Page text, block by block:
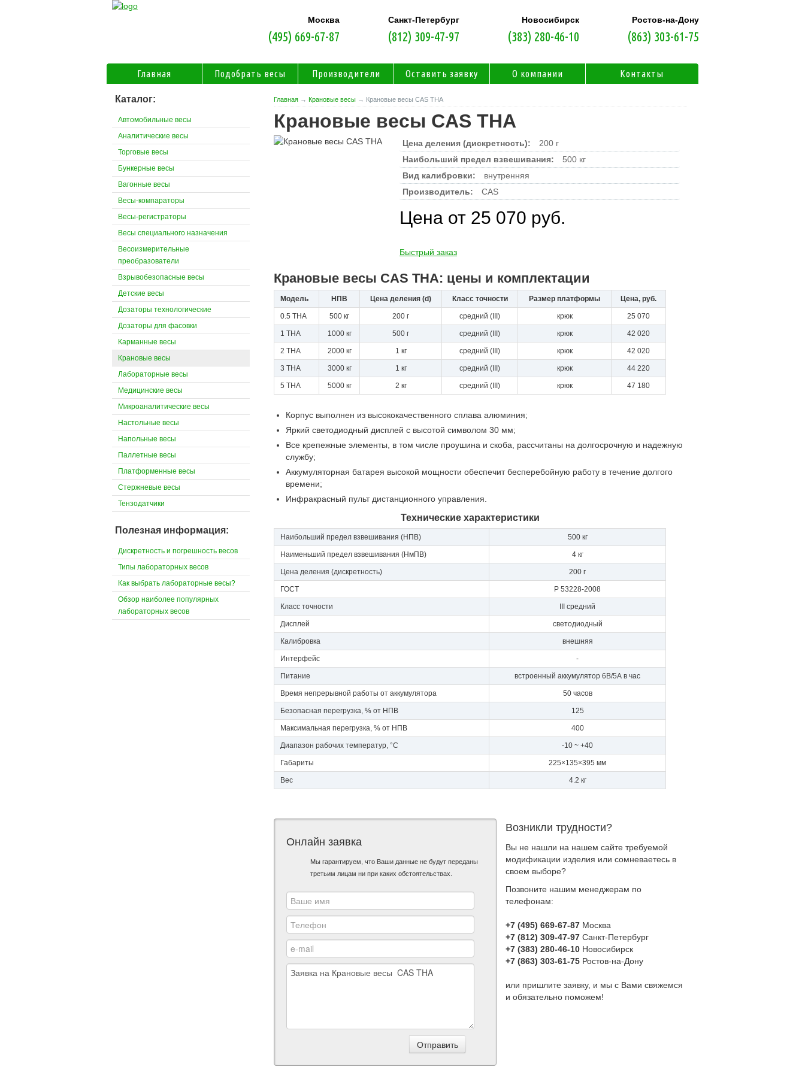
Главная → Крановые весы → Крановые весы CAS THA
Крановые весы CAS THA
Цена деления (дискретность):
200 г
Наибольший предел взвешивания:
500 кг
Вид калибровки:
внутренняя
Производитель:
CAS
Цена от 25 070 руб.
Быстрый заказ
Крановые весы CAS THA: цены и комплектации
Модель НПВ Цена деления (d) Класс точности Размер платформы Цена, руб.
0.5 THA 500 кг 200 г средний (III) крюк 25 070
1 THA 1000 кг 500 г средний (III) крюк 42 020
2 THA 2000 кг 1 кг средний (III) крюк 42 020
3 THA 3000 кг 1 кг средний (III) крюк 44 220
5 THA 5000 кг 2 кг средний (III) крюк 47 180
Корпус выполнен из высококачественного сплава алюминия;
Яркий светодиодный дисплей с высотой символом 30 мм;
Все крепежные элементы, в том числе проушина и скоба, рассчитаны на долгосрочную и надежную
службу;
Аккумуляторная батарея высокой мощности обеспечит бесперебойную работу в течение долгого
времени;
Инфракрасный пульт дистанционного управления.
Технические характеристики
Наибольший предел взвешивания (НПВ) 500 кг
Наименьший предел взвешивания (НмПВ) 4 кг
Цена деления (дискретность) 200 г
ГОСТ Р 53228-2008
Класс точности III средний
Дисплей светодиодный
Калибровка внешняя
Интерфейс -
Питание встроенный аккумулятор 6В/5А в час
Время непрерывной работы от аккумулятора 50 часов
Безопасная перегрузка, % от НПВ 125
Максимальная перегрузка, % от НПВ 400
Диапазон рабочих температур, °С -10 ~ +40
Габариты 225×135×395 мм
Вес 4.2 кг
Онлайн заявка
Мы гарантируем, что Ваши данные не будут переданы
третьим лицам ни при каких обстоятельствах.
Отправить
Возникли трудности?
Вы не нашли на нашем сайте требуемой
модификации изделия или сомневаетесь в
своем выборе?
Позвоните нашим менеджерам по
телефонам:
+7 (495) 669-67-87 Москва
+7 (812) 309-47-97 Санкт-Петербург
+7 (383) 280-46-10 Новосибирск
+7 (863) 303-61-75 Ростов-на-Дону
или пришлите заявку, и мы с Вами свяжемся
и обязательно поможем!
Каталог:
Автомобильные весы
Аналитические весы
Торговые весы
Бункерные весы
Вагонные весы
Весы-компараторы
Весы-регистраторы
Весы специального назначения
Весоизмерительные
преобразователи
Взрывобезопасные весы
Детские весы
Дозаторы технологические
Дозаторы для фасовки
Карманные весы
Крановые весы
Лабораторные весы
Медицинские весы
Микроаналитические весы
Настольные весы
Напольные весы
Паллетные весы
Платформенные весы
Стержневые весы
Тензодатчики
Полезная информация:
Дискретность и погрешность весов
Типы лабораторных весов
Как выбрать лабораторные весы?
Обзор наиболее популярных
лабораторных весов
Ростов-на-Дону
(863) 303-61-75
Новосибирск
(383) 280-46-10
Санкт-Петербург
(812) 309-47-97
Москва
(495) 669-67-87
Главная Подобрать весы Производители Оставить заявку О компании Контакты